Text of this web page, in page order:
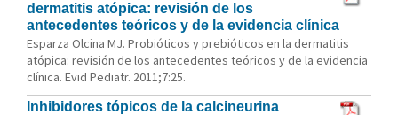
dermatitis atópica: revisión de los
antecedentes teóricos y de la evidencia clínica
Esparza Olcina MJ. Probióticos y prebióticos en la dermatitis
atópica: revisión de los antecedentes teóricos y de la evidencia
clínica. Evid Pediatr. 2011;7:25.
Inhibidores tópicos de la calcineurina